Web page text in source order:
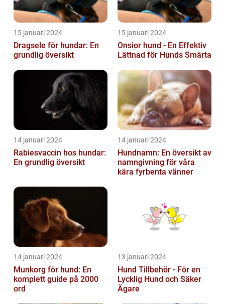
15 januari 2024
Dragsele för hundar: En
grundlig översikt
15 januari 2024
Onsior hund - En Effektiv
Lättnad för Hunds Smärta
14 januari 2024
Rabiesvaccin hos hundar:
En grundlig översikt
14 januari 2024
Hundnamn: En översikt av
namngivning för våra
kära fyrbenta vänner
14 januari 2024
Munkorg för hund: En
komplett guide på 2000
ord
13 januari 2024
Hund Tillbehör - För en
Lycklig Hund och Säker
Ägare